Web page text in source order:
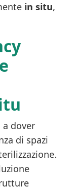
in situ,
dover
di spazi